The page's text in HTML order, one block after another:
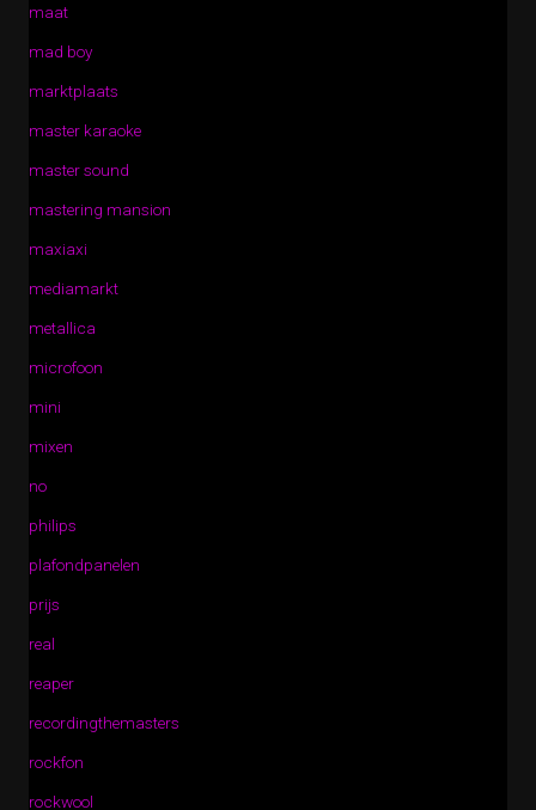
maat
mad boy
marktplaats
master karaoke
master sound
mastering mansion
maxiaxi
mediamarkt
metallica
microfoon
mini
mixen
no
philips
plafondpanelen
prijs
real
reaper
recordingthemasters
rockfon
rockwool